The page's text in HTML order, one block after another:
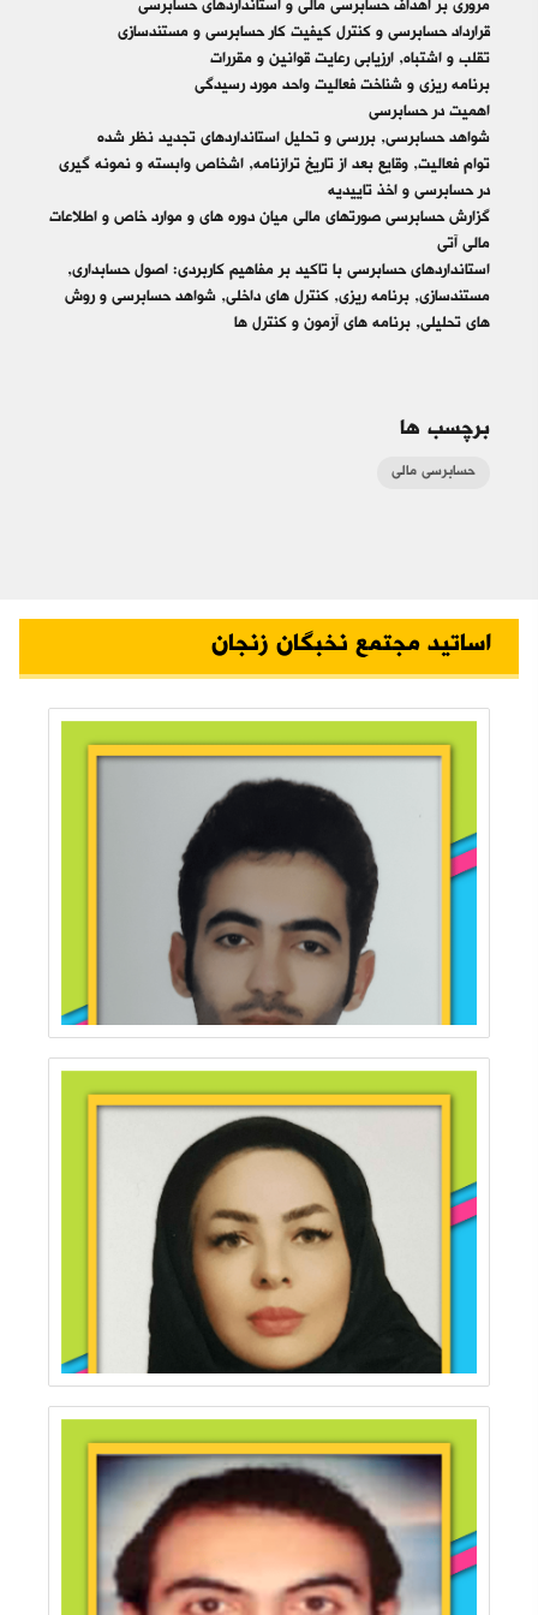
مروری بر اهداف حسابرسی مالی و استانداردهای حسابرسی
قرارداد حسابرسی و کنترل کیفیت کار حسابرسی و مستندسازی
تقلب و اشتباه, ارزیابی رعایت قوانین و مقررات
برنامه ریزی و شناخت فعالیت واحد مورد رسیدگی
اهمیت در حسابرسی
شواهد حسابرسی, بررسی و تحلیل استانداردهای تجدید نظر شده
توام فعالیت, وقایع بعد از تاریخ ترازنامه, اشخاص وابسته و نمونه گیری
در حسابرسی و اخذ تاییدیه
گزارش حسابرسی صورتهای مالی میان دوره های و موارد خاص و اطلاعات
مالی آتی
استانداردهای حسابرسی با تاکید بر مفاهیم کاربردی: اصول حسابداری,
مستندسازی, برنامه ریزی, کنترل های داخلی, شواهد حسابرسی و روش
های تحلیلی, برنامه های آزمون و کنترل ها​
برچسب ها
حسابرسی مالی
اساتید مجتمع نخبگان زنجان